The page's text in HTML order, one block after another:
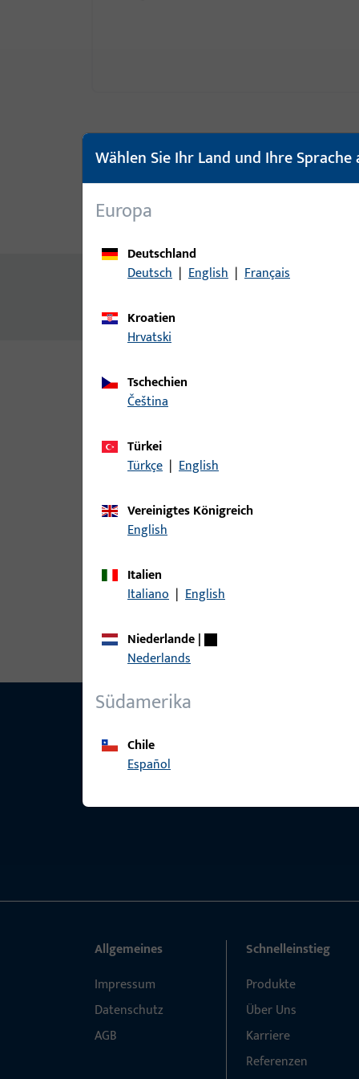
Produktbeschreibung
Inhalt
Sockelprofil DKU Aluplast,weiss,1200mm
Varianten
Artikel
9-42545-00-0-1 | Wetterschenkel |
9-42545-00-0-5 | Wetterschenkel |
Wählen Sie Ihr Land und Ihre Sprache
Europa
Deutschland
Deutsch | English | Français
Kroatien
Hrvatski
Tschechien
čeština
Türkei
Türkçe | English
Vereinigtes Königreich
English
Italien
Italiano | English
Niederlande|
Nederlands
Südamerika
Chile
Español
Allgemeines
Impressum
Datenschutz
AGB
Schnelleinstieg
Produkte
Über Uns
Karriere
Referenzen